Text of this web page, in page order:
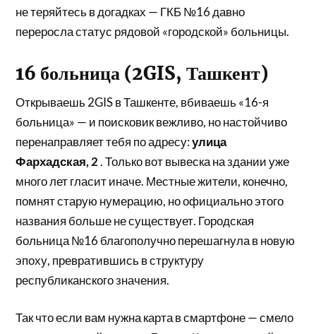
не теряйтесь в догадках — ГКБ №16 давно
переросла статус рядовой «городской» больницы.
16 больница (2GIS, Ташкент)
Открываешь 2GIS в Ташкенте, вбиваешь «16-я
больница» — и поисковик вежливо, но настойчиво
перенаправляет тебя по адресу:улица
Фархадская, 2. Только вот вывеска на здании уже
много лет гласит иначе. Местные жители, конечно,
помнят старую нумерацию, но официально этого
названия больше не существует. Городская
больница №16 благополучно перешагнула в новую
эпоху, превратившись в структуру
республиканского значения.
Так что если вам нужна карта в смартфоне — смело